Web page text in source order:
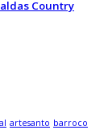
Country
artesanto barroco